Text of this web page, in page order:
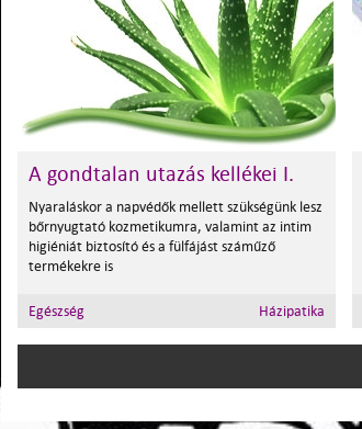
A gondtalan utazás kellékei I.
Nyaraláskor a napvédők mellett szükségünk lesz
bőrnyugtató kozmetikumra, valamint az intim
higiéniát biztosító és a fülfájást száműző
termékekre is
Egészség Házipatika